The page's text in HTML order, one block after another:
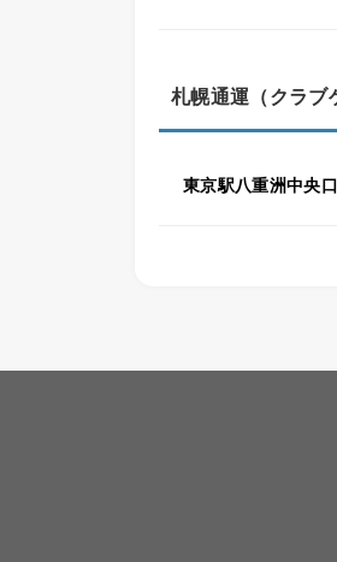
札幌通運（クラブ
東京駅八重洲中央